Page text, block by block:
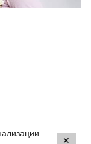
✕